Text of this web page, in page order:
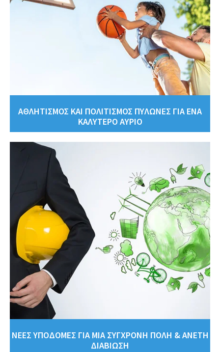
ΑΘΛΗΤΙΣΜΟΣ ΚΑΙ ΠΟΛΙΤΙΣΜΟΣ ΠΥΛΩΝΕΣ ΓΙΑ ΕΝΑ
ΚΑΛΥΤΕΡΟ ΑΥΡΙΟ
ΝΕΕΣ ΥΠΟΔΟΜΕΣ ΓΙΑ ΜΙΑ ΣΥΓΧΡΟΝΗ ΠΟΛΗ & ΑΝΕΤΗ
ΔΙΑΒΙΩΣΗ